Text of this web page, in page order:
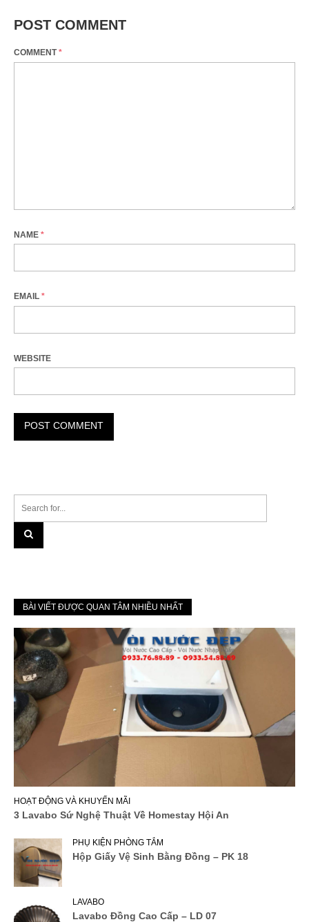
POST COMMENT
COMMENT*
NAME *
EMAIL *
WEBSITE
BÀI VIẾT ĐƯỢC QUAN TÂM NHIỀU NHẤT
HOẠT ĐỘNG VÀ KHUYẾN MÃI
3 Lavabo Sứ Nghệ Thuật Về Homestay Hội An
PHỤ KIỆN PHÒNG TẮM
Hộp Giấy Vệ Sinh Bằng Đồng – PK 18
LAVABO
Lavabo Đồng Cao Cấp – LD 07